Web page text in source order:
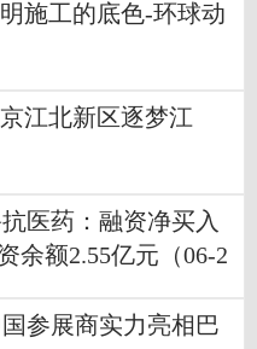
施工的底色-环球动
江北新区逐梦江
医药：融资净买入
余额2.55亿元（06-2
参展商实力亮相巴